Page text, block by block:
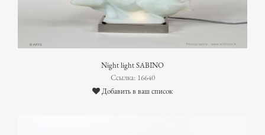
Night light SABINO
Ссылка: 16640
Добавить в ваш список